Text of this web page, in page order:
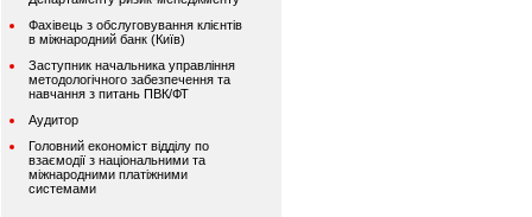
Фахівець з обслуговування клієнтів
в міжнародний банк (Київ)
Заступник начальника управління
методологічного забезпечення та
навчання з питань ПВК/ФТ
Аудитор
Головний економіст відділу по
взаємодії з національними та
міжнародними платіжними
системами